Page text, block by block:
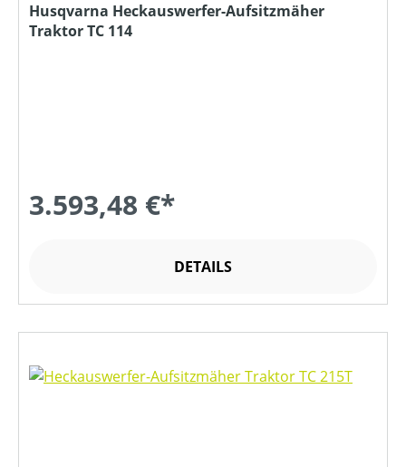
Husqvarna Heckauswerfer-Aufsitzmäher
Traktor TC 114
3.593,48 €*
DETAILS